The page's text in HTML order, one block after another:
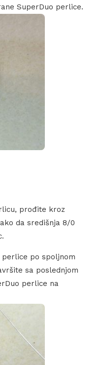
SuperDuo perlice.
prođite kroz
da središnja 8/0
po spoljnom
sa poslednjom
perlice na